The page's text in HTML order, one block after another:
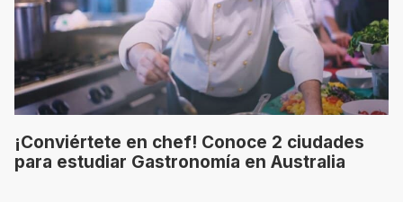
¡Conviértete en chef! Conoce 2 ciudades
para estudiar Gastronomía en Australia